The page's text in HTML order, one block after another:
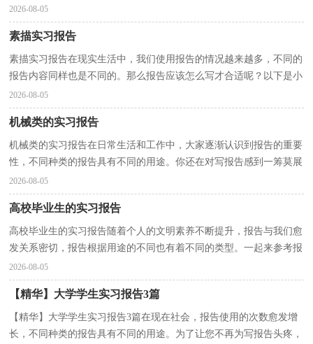
感到非常苦恼吧，下面是小编帮大家整理的大四毕业...
2026-08-05
素描实习报告
素描实习报告在现实生活中，我们使用报告的情况越来越多，不同的
报告内容同样也是不同的。那么报告应该怎么写才合适呢？以下是小
编为大家整理的素描实习报告，欢迎大家分享。素描实...
2026-08-05
机械类的实习报告
机械类的实习报告在日常生活和工作中，大家逐渐认识到报告的重要
性，不同种类的报告具有不同的用途。你还在对写报告感到一筹莫展
吗？下面是小编精心整理的机械类的实习报告，希望对...
2026-08-05
高校毕业生的实习报告
高校毕业生的实习报告随着个人的文明素养不断提升，报告与我们愈
发关系密切，报告根据用途的不同也有着不同的类型。一起来参考报
告是怎么写的吧，下面是小编帮大家整理的高校毕业...
2026-08-05
【精华】大学学生实习报告3篇
【精华】大学学生实习报告3篇在现在社会，报告使用的次数愈发增
长，不同种类的报告具有不同的用途。为了让您不再为写报告头疼，